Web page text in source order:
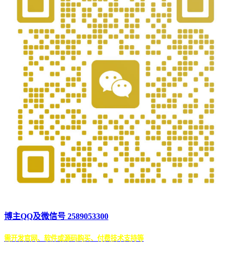
博主QQ及微信号 2589053300
需开发官网、软件或源码购买、付费技术支持等